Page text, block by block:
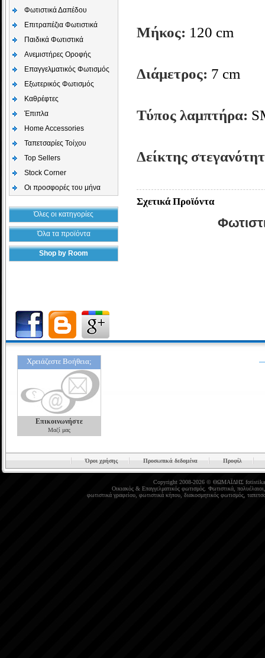
Φωτιστικά Δαπέδου
Επιτραπέζια Φωτιστικά
Παιδικά Φωτιστικά
Aνεμιστήρες Οροφής
Επαγγελματικός Φωτισμός
Εξωτερικός Φωτισμός
Καθρέφτες
Έπιπλα
Home Accessories
Ταπετσαρίες Τοίχου
Top Sellers
Stock Corner
Οι προσφορές του μήνα
Όλες οι κατηγορίες
Όλα τα προϊόντα
Shop by Room
Μήκος: 120 cm
Διάμετρος: 7 cm
Τύπος λαμπτήρα:
Δείκτης
Σχετικά Προϊόντα
Χρειάζεστε Βοήθεια;
Επικοινωνήστε
Μαζί μας
Όροι χρήσης Προσωπικά δεδομένα Προφίλ
Copyright 2008-2026 © ΘΩΜΑΪΔΗΣ
Οικιακός& Επαγγελματικός φωτισμός. Φωτιστικά, πολυέλαιοι
φωτιστικά γραφείου, φωτιστικά κήπου, διακοσμητικός φωτισμός,